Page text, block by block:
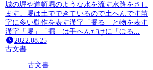
城の堀や道頓堀のような水を流す水路をさし
ます。堀は土でできているので土へんです苗
字に多い動作を表す漢字「掘る」と物を表す
漢字「堀」「掘」は手へんだけに「ほる...
2022.08.25
古文書
古文書